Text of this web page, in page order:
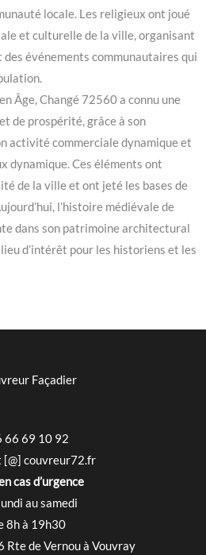
locale. Les religieux ont joué
et culturelle de la ville, organisant
événements communautaires qui
Âge, Changé 72560 a connu une
de prospérité, grâce à son
activité commerciale dynamique et
dynamique. Ces éléments ont
de la ville et ont jeté les bases de
l’histoire médiévale de
dans son patrimoine architectural
d’intérêt pour les historiens et les
Façadier
66 69 10 92
[@] couvreur72.fr
cas d’urgence
au samedi
8h à 19h30
Rte de Vernou à Vouvray